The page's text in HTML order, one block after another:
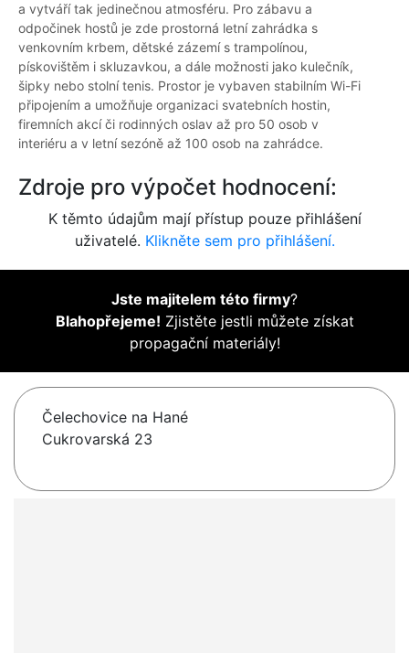
a vytváří tak jedinečnou atmosféru. Pro zábavu a
odpočinek hostů je zde prostorná letní zahrádka s
venkovním krbem, dětské zázemí s trampolínou,
pískovištěm i skluzavkou, a dále možnosti jako kulečník,
šipky nebo stolní tenis. Prostor je vybaven stabilním Wi-Fi
připojením a umožňuje organizaci svatebních hostin,
firemních akcí či rodinných oslav až pro 50 osob v
interiéru a v letní sezóně až 100 osob na zahrádce.
Zdroje pro výpočet hodnocení:
K těmto údajům mají přístup pouze přihlášení
uživatelé. Klikněte sem pro přihlášení.
Jste majitelem této firmy?
Blahopřejeme! Zjistěte jestli můžete získat
propagační materiály!
Čelechovice na Hané
Cukrovarská 23